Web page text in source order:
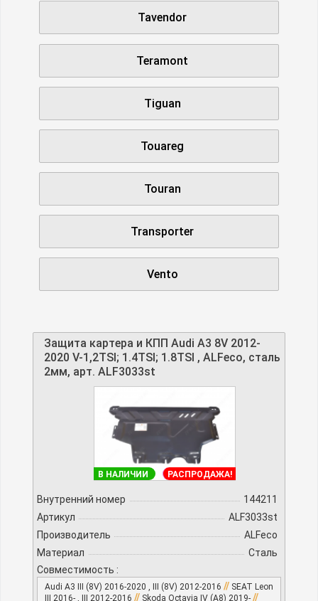
Tavendor
Teramont
Tiguan
Touareg
Touran
Transporter
Vento
Защита картера и КПП Audi A3 8V 2012-
2020 V-1,2TSI; 1.4TSI; 1.8TSI , ALFeco, сталь
2мм, арт. ALF3033st
В НАЛИЧИИ РАСПРОДАЖА!
Внутренний номер
144211
Артикул
ALF3033st
Производитель
ALFeco
Материал
Сталь
Совместимость :
Audi A3 III (8V) 2016-2020 , III (8V) 2012-2016 // SEAT Leon
III 2016- , III 2012-2016 // Skoda Octavia IV (A8) 2019- //